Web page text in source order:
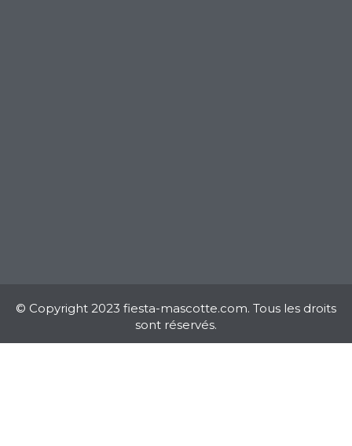
© Copyright 2023 fiesta-mascotte.com. Tous les droits
sont réservés.